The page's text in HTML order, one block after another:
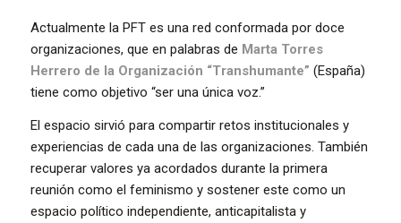
Actualmente la PFT es una red conformada por doce
organizaciones, que en palabras de Marta Torres
Herrero de la Organización “Transhumante” (España)
tiene como objetivo “ser una única voz.”
El espacio sirvió para compartir retos institucionales y
experiencias de cada una de las organizaciones. También
recuperar valores ya acordados durante la primera
reunión como el feminismo y sostener este como un
espacio político independiente, anticapitalista y